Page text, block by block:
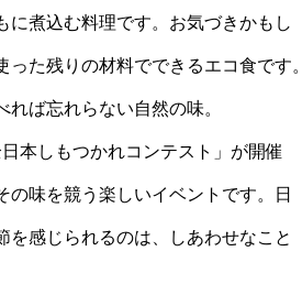
に煮込む料理です。お気づきかもし
た残りの材料でできるエコ食です。
ば忘れらない自然の味。
本しもつかれコンテスト」が開催
の味を競う楽しいイベントです。日
感じられるのは、しあわせなこと